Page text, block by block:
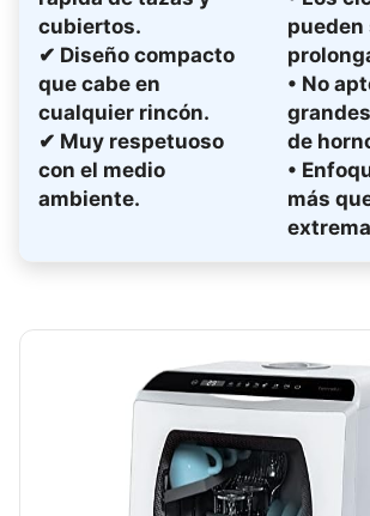
cubiertos.
✔ Diseño compacto
que cabe en
cualquier rincón.
✔ Muy respetuoso
con el medio
ambiente.
pueden
• No
de
•
más